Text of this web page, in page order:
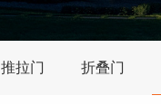
推拉门 折叠门